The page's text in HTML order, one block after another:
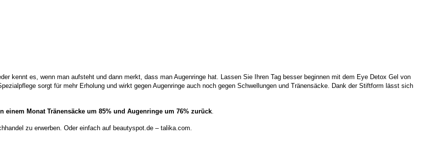
kennt es, wenn man aufsteht und dann merkt, dass man Augenringe hat. Lassen Sie Ihren Tag besser beginnen mit dem Eye Detox Gel von
sorgt für mehr Erholung und wirkt gegen Augenringe auch noch gegen Schwellungen und Tränensäcke. Dank der Stiftform lässt sich
einem Monat Tränensäcke um 85% und Augenringe um 76% zurück.
zu erwerben. Oder einfach auf beautyspot.de – talika.com.